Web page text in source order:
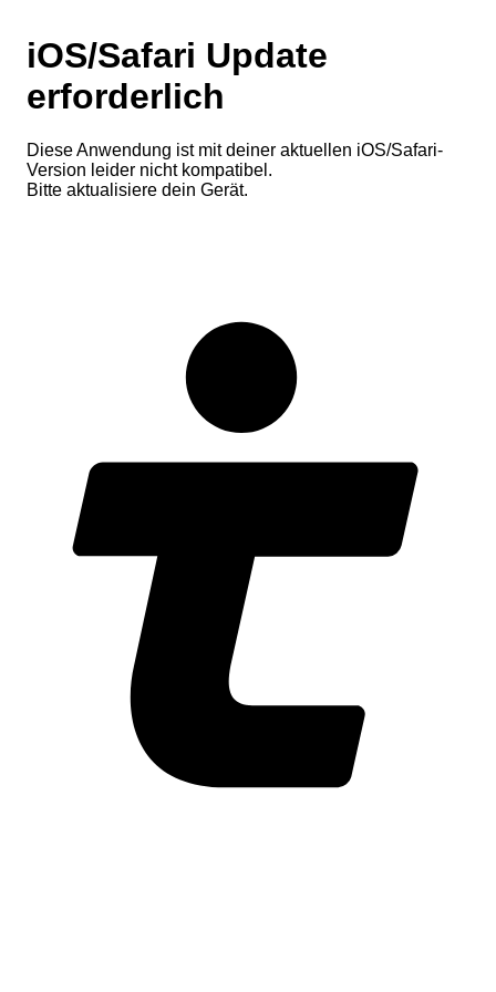
iOS/Safari Update
erforderlich
Diese Anwendung ist mit deiner aktuellen iOS/Safari-
Version leider nicht kompatibel.
Bitte aktualisiere dein Gerät.